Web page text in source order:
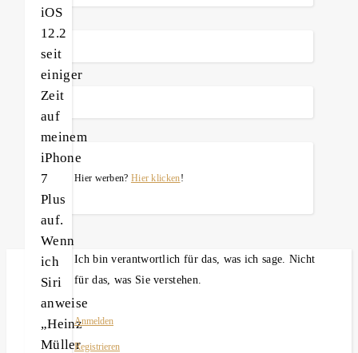
iOS
12.2
seit
einiger
Zeit
auf
meinem
iPhone
7
Plus
auf.
Wenn
ich
Siri
anweise
„Heinz
Müller
Hier werben? Hier klicken!
Ich bin verantwortlich für das, was ich sage. Nicht
für das, was Sie verstehen.
Anmelden
Registrieren